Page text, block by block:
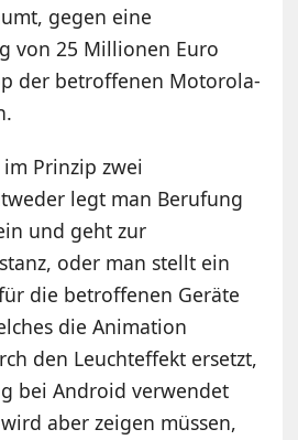
gegen eine
von 25 Millionen Euro
der betroffenen Motorola-
Prinzip zwei
legt man Berufung
und geht zur
oder man stellt ein
die betroffenen Geräte
die Animation
den Leuchteffekt ersetzt,
bei Android verwendet
aber zeigen müssen,